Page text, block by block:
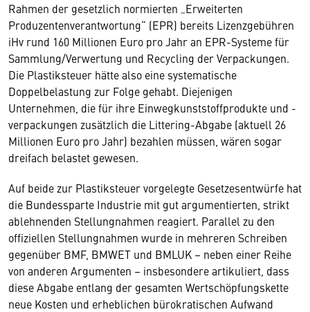
Rahmen der gesetzlich normierten „Erweiterten
Produzentenverantwortung“ (EPR) bereits Lizenzgebühren
iHv rund 160 Millionen Euro pro Jahr an EPR-Systeme für
Sammlung/Verwertung und Recycling der Verpackungen.
Die Plastiksteuer hätte also eine systematische
Doppelbelastung zur Folge gehabt. Diejenigen
Unternehmen, die für ihre Einwegkunststoffprodukte und -
verpackungen zusätzlich die Littering-Abgabe (aktuell 26
Millionen Euro pro Jahr) bezahlen müssen, wären sogar
dreifach belastet gewesen.
Auf beide zur Plastiksteuer vorgelegte Gesetzesentwürfe hat
die Bundessparte Industrie mit gut argumentierten, strikt
ablehnenden Stellungnahmen reagiert. Parallel zu den
offiziellen Stellungnahmen wurde in mehreren Schreiben
gegenüber BMF, BMWET und BMLUK – neben einer Reihe
von anderen Argumenten – insbesondere artikuliert, dass
diese Abgabe entlang der gesamten Wertschöpfungskette
neue Kosten und erheblichen bürokratischen Aufwand